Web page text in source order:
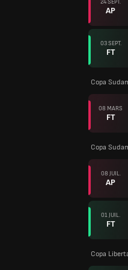
24 SEPT.
AP
03 SEPT.
FT
Copa
08 MARS
FT
Copa
08 JUIL.
AP
01 JUIL.
FT
Copa